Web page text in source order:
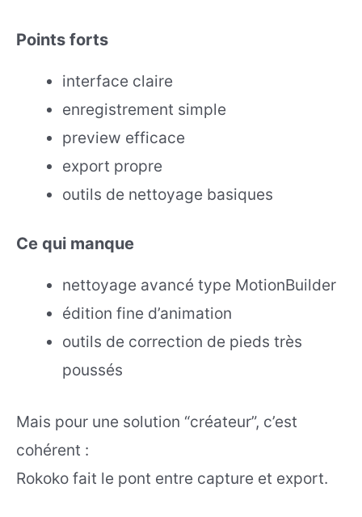
Points forts
interface claire
enregistrement simple
preview efficace
export propre
outils de nettoyage basiques
Ce qui manque
nettoyage avancé type MotionBuilder
édition fine d’animation
outils de correction de pieds très
poussés
Mais pour une solution “créateur”, c’est
cohérent :
Rokoko fait le pont entre capture et export.